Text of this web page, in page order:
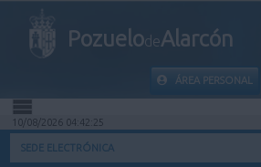
PozuelodeAlarcón
ÁREA PERSONAL
INICIO
10/08/2026 04:42:25
SEDE ELECTRÓNICA